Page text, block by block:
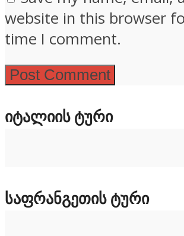
website in this browser
time I comment.
ᲘᲢᲐᲚᲘᲘᲡ ᲢᲣᲠᲘ
ᲡᲐᲤᲠᲐᲜᲒᲔᲗᲘᲡ ᲢᲣᲠᲘ